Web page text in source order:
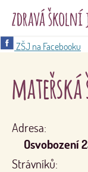
ZŠJ na Facebooku
Adresa:
Osvobození
Strávníků: